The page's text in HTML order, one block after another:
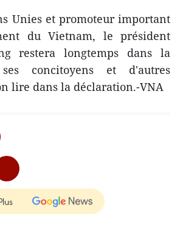
Unies et promoteur important
du Vietnam, le président
restera longtemps dans la
concitoyens et d'autres
lire dans la déclaration.-VNA